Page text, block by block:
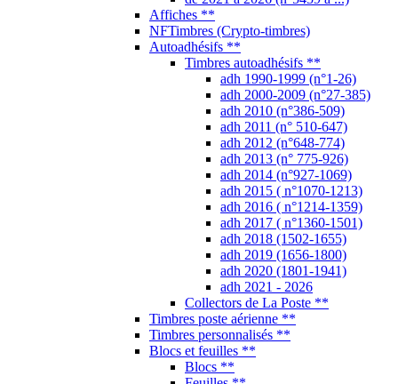
adh 2020 (1801-1941)
adh 2021 - 2026
Collectors de La Poste **
Timbres poste aérienne **
Timbres personnalisés **
Blocs et feuilles **
Blocs **
Feuilles **
Feuilles personnalisées **
Feuilles poste aérienne **
Feuilles entières **
Trésors et Patrimoines **
Blocs souvenirs **
Carnets **
Carnets Commémoratifs **
Numérotation "timbres-poste"
Numérotation "adhésifs"
Timbres pour naissances
Carnets usage courant **
Carnets modernes **
Carnets anciens **
Carnets composition variable **
Carnets Croix-Rouge **